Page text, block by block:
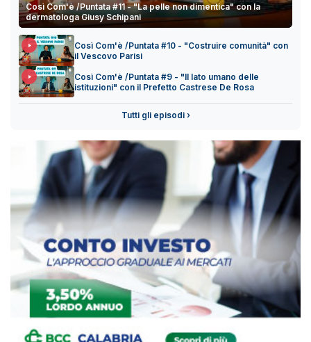
Così Com'è /Puntata #11 - "La pelle non dimentica" con la
dermatologa Giusy Schipani
Così Com'è /Puntata #10 - "Costruire comunità" con
il Vescovo Parisi
Così Com'è /Puntata #9 - "Il lato umano delle
istituzioni" con il Prefetto Castrese De Rosa
Tutti gli episodi ›